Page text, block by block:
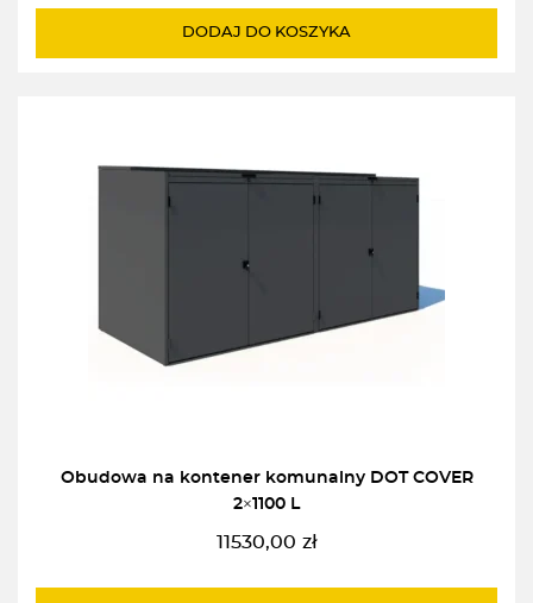
DODAJ DO KOSZYKA
Obudowa na kontener komunalny DOT COVER
2×1100 L
11530,00 zł